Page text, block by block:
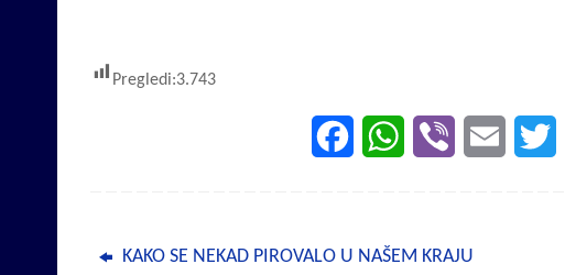
Pregledi:3.743
e t e
KAKO SE NEKAD PIROVALO U NAŠEM KRAJU